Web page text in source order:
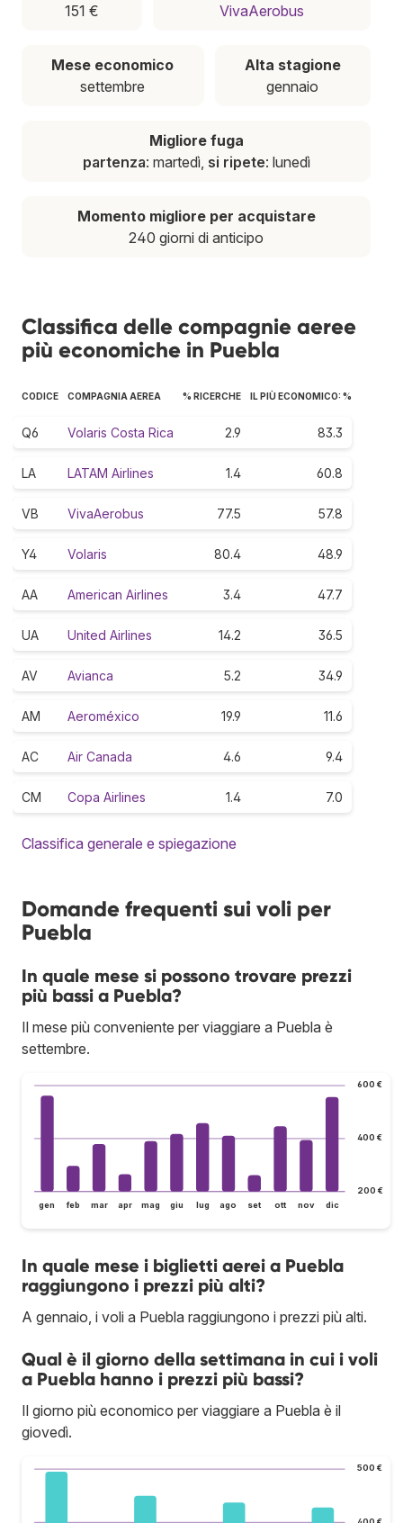
151 €
VivaAerobus
Mese economico
settembre
Alta stagione
gennaio
Migliore fuga
partenza: martedì, si ripete: lunedì
Momento migliore per acquistare
240 giorni di anticipo
Classifica delle compagnie aeree
più economiche in Puebla
CODICE COMPAGNIA AEREA % RICERCHE IL PIÙ ECONOMICO: %
Q6 Volaris Costa Rica 2.9 83.3
LA LATAM Airlines 1.4 60.8
VB VivaAerobus 77.5 57.8
Y4 Volaris 80.4 48.9
AA American Airlines 3.4 47.7
UA United Airlines 14.2 36.5
AV Avianca 5.2 34.9
AM Aeroméxico 19.9 11.6
AC Air Canada 4.6 9.4
CM Copa Airlines 1.4 7.0
Classifica generale e spiegazione
Domande frequenti sui voli per
Puebla
In quale mese si possono trovare prezzi
più bassi a Puebla?
Il mese più conveniente per viaggiare a Puebla è
settembre.
200 €
400 €
600 €
gen feb mar apr mag giu lug ago set ott nov dic
In quale mese i biglietti aerei a Puebla
raggiungono i prezzi più alti?
A gennaio, i voli a Puebla raggiungono i prezzi più alti.
Qual è il giorno della settimana in cui i voli
a Puebla hanno i prezzi più bassi?
Il giorno più economico per viaggiare a Puebla è il
giovedì.
500 €